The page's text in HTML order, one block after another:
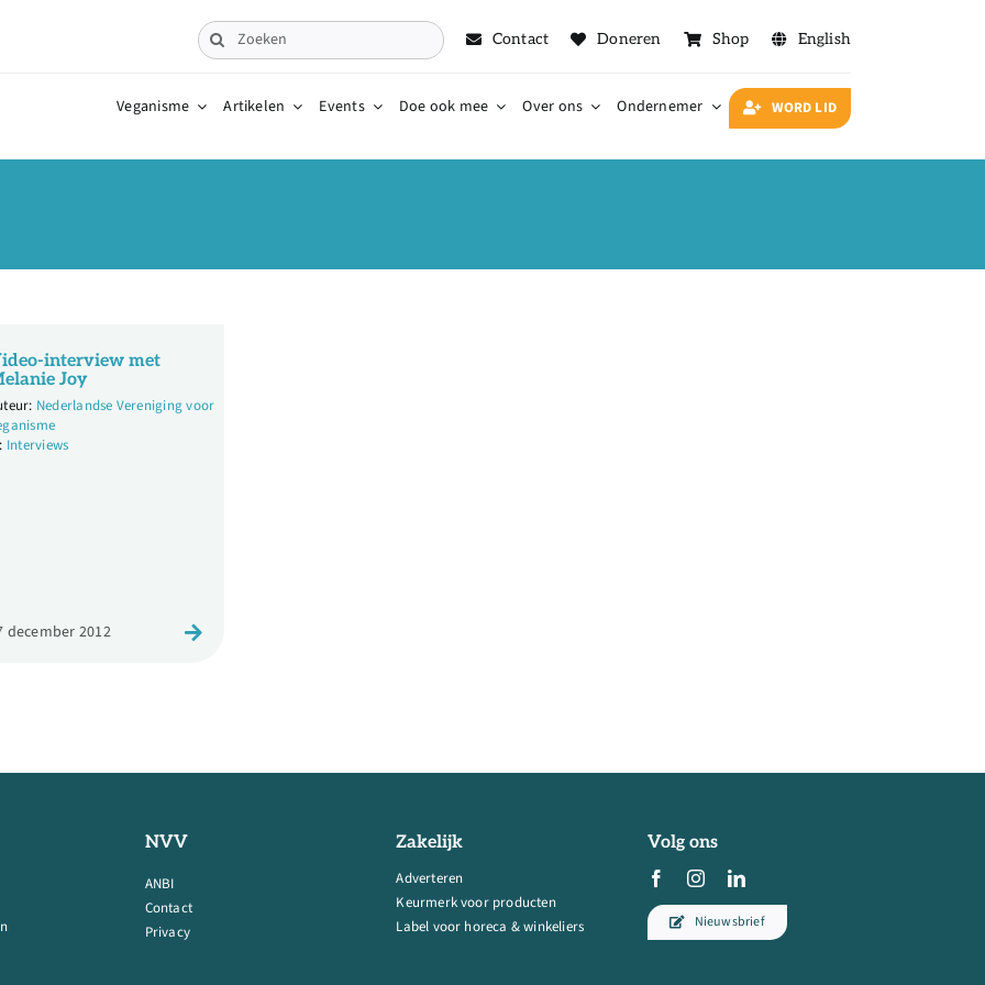
Zoeken
naar:
Contact Doneren Shop English
Veganisme Artikelen Events Doe ook mee Over ons Ondernemer WORD LID
interview met
Joy
Nederlandse Vereniging voor
Interviews
december 2012
NVV
ANBI
Contact
Privacy
Zakelijk
Adverteren
Keurmerk voor producten
Label voor horeca & winkeliers
Volg ons
Nieuwsbrief